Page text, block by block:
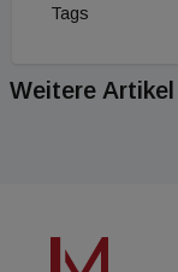
Tags
Weitere Artikel